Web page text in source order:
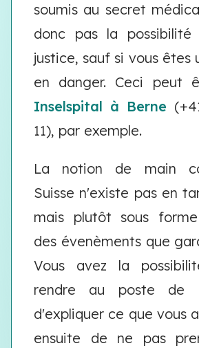
soumis au secret
donc pas la possibilité
justice, sauf si vous êtes
en danger. Ceci peut
Inselspital à Berne
11), par exemple.
La notion de main
Suisse n'existe pas en
mais plutôt sous
des évenèments que
Vous avez la
rendre au poste de
d'expliquer ce que vous
ensuite de ne pas